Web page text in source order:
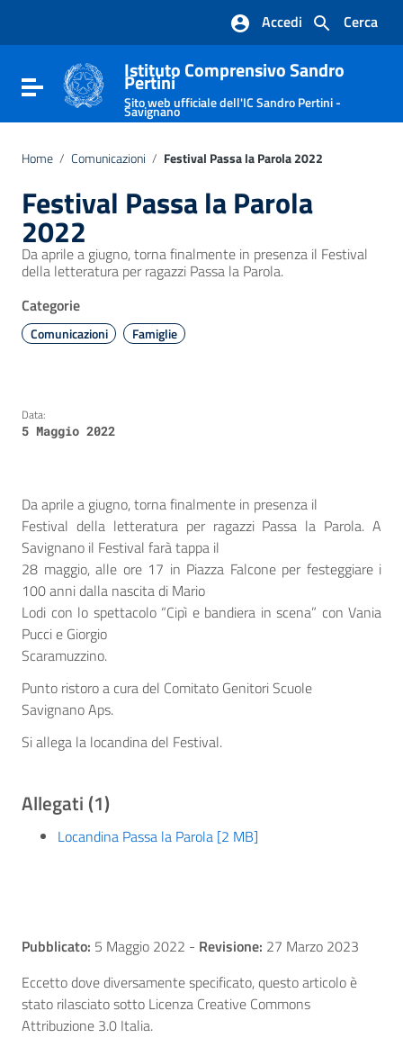
Vai al footer
Cerca
Accedi
Attiva / disattiva la navigazione
Istituto Comprensivo Sandro
Pertini
Sito web ufficiale dell'IC Sandro Pertini -
Savignano
Home / Comunicazioni / Festival Passa la Parola 2022
Festival Passa la Parola
2022
Da aprile a giugno, torna finalmente in presenza il Festival
della letteratura per ragazzi Passa la Parola.
Categorie
Comunicazioni Famiglie
Data:
5 Maggio 2022
Da aprile a giugno, torna finalmente in presenza il
Festival della letteratura per ragazzi Passa la Parola. A
Savignano il Festival farà tappa il
28 maggio, alle ore 17 in Piazza Falcone per festeggiare i
100 anni dalla nascita di Mario
Lodi con lo spettacolo “Cipì e bandiera in scena” con Vania
Pucci e Giorgio
Scaramuzzino.
Punto ristoro a cura del Comitato Genitori Scuole
Savignano Aps.
Si allega la locandina del Festival.
Allegati (1)
Locandina Passa la Parola [2 MB]
Pubblicato: 5 Maggio 2022 - Revisione: 27 Marzo 2023
Eccetto dove diversamente specificato, questo articolo è
stato rilasciato sotto Licenza Creative Commons
Attribuzione 3.0 Italia.